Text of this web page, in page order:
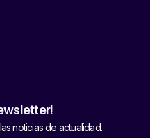
noticias de actualidad.